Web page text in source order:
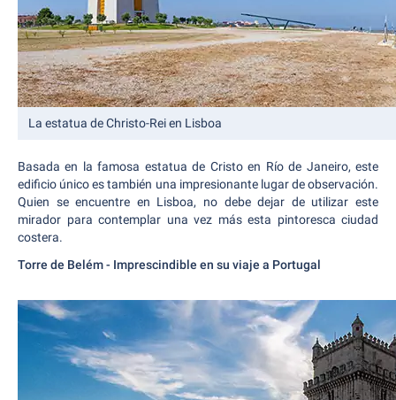
La estatua de Christo-Rei en Lisboa
Basada en la famosa estatua de Cristo en Río de Janeiro, este
edificio único es también una impresionante lugar de observación.
Quien se encuentre en Lisboa, no debe dejar de utilizar este
mirador para contemplar una vez más esta pintoresca ciudad
costera.
Torre de Belém - Imprescindible en su viaje a Portugal